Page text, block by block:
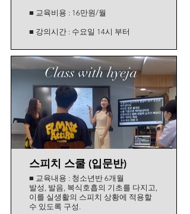
■ 교육비용 : 16만원/월
■ 강의시간 : 수요일 14시 부터
스피치 스쿨 (입문반)
■ 교육내용 : 청소년반 6개월
발성, 발음, 복식호흡의 기초를 다지고,
이를 실생활의 스피치 상황에 적용할
수 있도록 구성.